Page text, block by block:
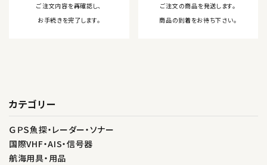
ご注文内容を再確認し、
お手続きを完了します。
ご注文の商品を発送します。
商品の到着をお待ち下さい。
カテゴリー
ＧＰＳ魚探・レーダー・ソナー
国際VHF・AIS・信号器
航海用具・用品